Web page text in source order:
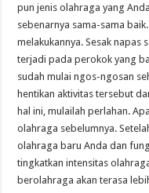
pun jenis olahraga yang
sebenarnya sama-sama
melakukannya. Sesak napas
terjadi pada perokok yang
sudah mulai ngos-ngosan
hentikan aktivitas tersebut
hal ini, mulailah perlahan.
olahraga sebelumnya.
olahraga baru Anda dan
tingkatkan intensitas
berolahraga akan terasa